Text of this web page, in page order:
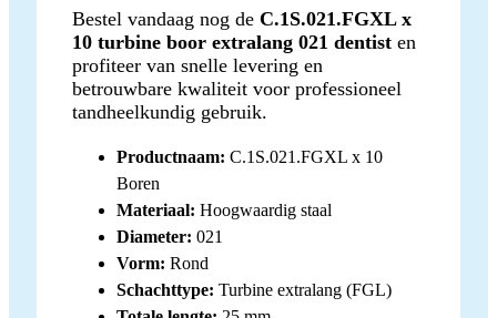
Bestel vandaag nog de C.1S.021.FGXL x
10 turbine boor extralang 021 dentist en
profiteer van snelle levering en
betrouwbare kwaliteit voor professioneel
tandheelkundig gebruik.
Productnaam: C.1S.021.FGXL x 10
Boren
Materiaal: Hoogwaardig staal
Diameter: 021
Vorm: Rond
Schachttype: Turbine extralang (FGL)